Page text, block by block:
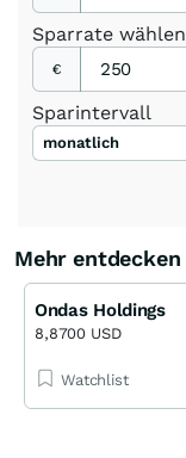
Sparrate wählen
€
Sparintervall
monatlich
Mehr entdecken
Ondas Holdings
8,8700 USD
Watchlist